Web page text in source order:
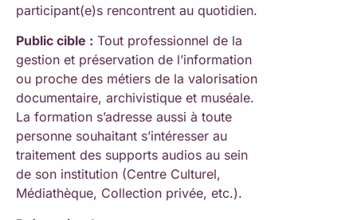
participant(e)s rencontrent au quotidien.
Public cible : Tout professionnel de la
gestion et préservation de l’information
ou proche des métiers de la valorisation
documentaire, archivistique et muséale.
La formation s’adresse aussi à toute
personne souhaitant s’intéresser au
traitement des supports audios au sein
de son institution (Centre Culturel,
Médiathèque, Collection privée, etc.).